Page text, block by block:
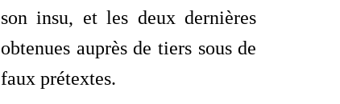
son insu, et les deux dernières
obtenues auprès de tiers sous de
faux prétextes.